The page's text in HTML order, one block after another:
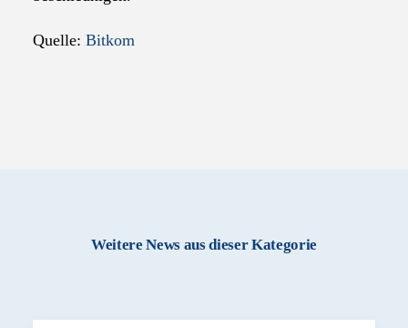
Quelle: Bitkom
Weitere News aus dieser Kategorie